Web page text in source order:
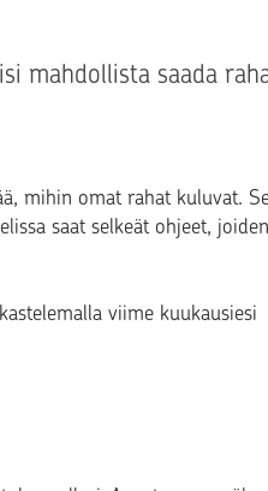
mahdollista saada
mihin omat rahat kuluvat.
saat selkeät ohjeet, joiden
viime kuukausiesi